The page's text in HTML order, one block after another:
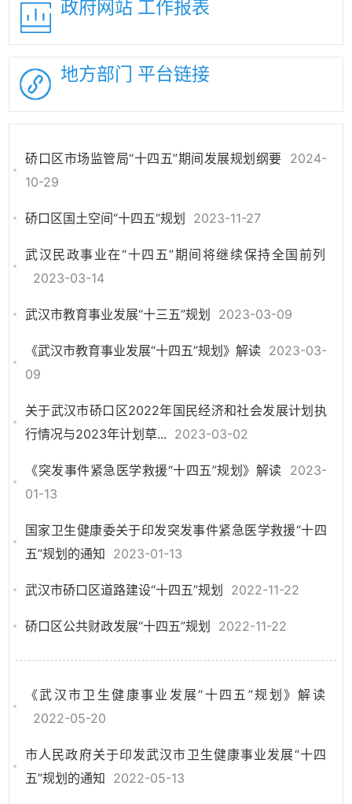
政府网站 工作报表
地方部门 平台链接
硚口区市场监管局“十四五”期间发展规划纲要 2024-
10-29
硚口区国土空间“十四五”规划 2023-11-27
武汉民政事业在“十四五”期间将继续保持全国前列
2023-03-14
武汉市教育事业发展“十三五”规划 2023-03-09
《武汉市教育事业发展“十四五”规划》解读 2023-03-
09
关于武汉市硚口区2022年国民经济和社会发展计划执
行情况与2023年计划草... 2023-03-02
《突发事件紧急医学救援“十四五”规划》解读 2023-
01-13
国家卫生健康委关于印发突发事件紧急医学救援“十四
五”规划的通知 2023-01-13
武汉市硚口区道路建设“十四五”规划 2022-11-22
硚口区公共财政发展“十四五”规划 2022-11-22
《武汉市卫生健康事业发展“十四五”规划》解读
2022-05-20
市人民政府关于印发武汉市卫生健康事业发展“十四
五”规划的通知 2022-05-13